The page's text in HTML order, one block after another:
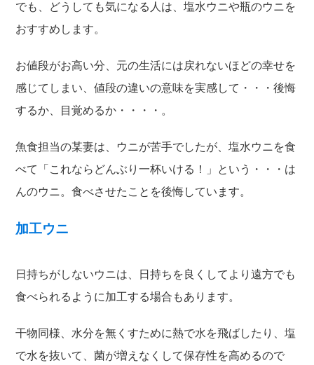
でも、どうしても気になる人は、塩水ウニや瓶のウニを
おすすめします。
お値段がお高い分、元の生活には戻れないほどの幸せを
感じてしまい、値段の違いの意味を実感して・・・後悔
するか、目覚めるか・・・・。
魚食担当の某妻は、ウニが苦手でしたが、塩水ウニを食
べて「これならどんぶり一杯いける！」という・・・は
んのウニ。食べさせたことを後悔しています。
加工ウニ
日持ちがしないウニは、日持ちを良くしてより遠方でも
食べられるように加工する場合もあります。
干物同様、水分を無くすために熱で水を飛ばしたり、塩
で水を抜いて、菌が増えなくして保存性を高めるので